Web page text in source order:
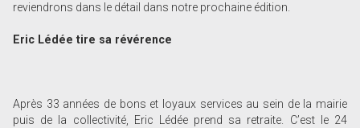
reviendrons dans le détail dans notre prochaine édition.
Eric Lédée tire sa révérence
Après 33 années de bons et loyaux services au sein de la mairie
puis de la collectivité, Eric Lédée prend sa retraite. C’est le 24